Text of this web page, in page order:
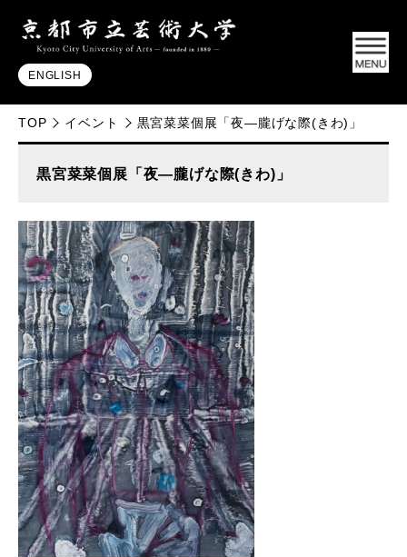
ENGLISH
TOP イベント 黒宮菜菜個展「夜—朧げな際(きわ)」
黒宮菜菜個展「夜—朧げな際(きわ)」